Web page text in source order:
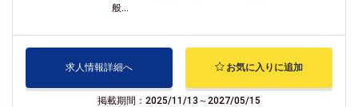
般...
求人情報詳細へ お気に入りに追加
掲載期間：2025/11/13～2027/05/15